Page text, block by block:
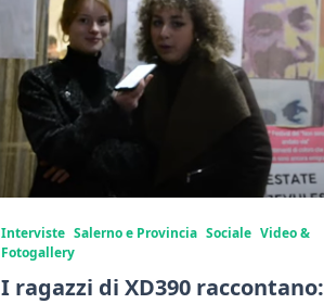
Interviste Salerno e Provincia Sociale Video &
Fotogallery
I ragazzi di XD390 raccontano: